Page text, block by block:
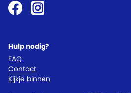
Hulp nodig?
FAQ
Contact
Kijkje binnen